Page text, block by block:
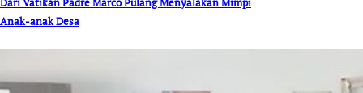
Anak-anak Desa